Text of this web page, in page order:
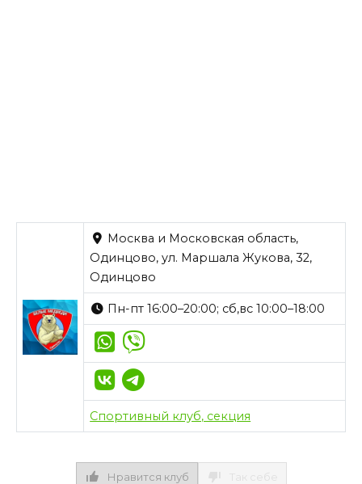
Москва и Московская область,
Одинцово, ул. Маршала Жукова, 32,
Одинцово
Пн-пт 16:00–20:00; сб,вс 10:00–18:00
Спортивный клуб, секция
Нравится клуб